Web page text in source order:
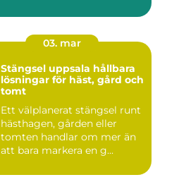
03. mar
Stängsel uppsala hållbara
lösningar för häst, gård och
tomt
Ett välplanerat stängsel runt
hästhagen, gården eller
tomten handlar om mer än
att bara markera en g...